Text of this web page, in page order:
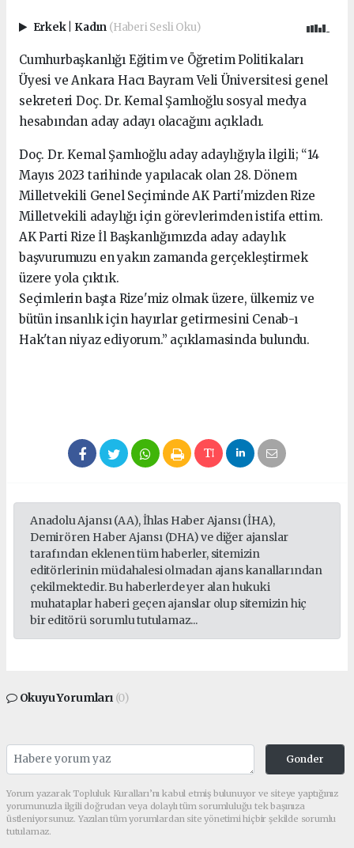
Erkek Kadın (Haberi Sesli Oku)
Cumhurbaşkanlığı Eğitim ve Öğretim Politikaları
Üyesi ve Ankara Hacı Bayram Veli Üniversitesi genel
sekreteri Doç. Dr. Kemal Şamlıoğlu sosyal medya
hesabından aday adayı olacağını açıkladı.
Doç. Dr. Kemal Şamlıoğlu aday adaylığıyla ilgili; “14
Mayıs 2023 tarihinde yapılacak olan 28. Dönem
Milletvekili Genel Seçiminde AK Parti'mizden Rize
Milletvekili adaylığı için görevlerimden istifa ettim.
AK Parti Rize İl Başkanlığımızda aday adaylık
başvurumuzu en yakın zamanda gerçekleştirmek
üzere yola çıktık.
Seçimlerin başta Rize'miz olmak üzere, ülkemiz ve
bütün insanlık için hayırlar getirmesini Cenab-ı
Hak'tan niyaz ediyorum.” açıklamasinda bulundu.
Anadolu Ajansı (AA), İhlas Haber Ajansı (İHA),
Demirören Haber Ajansı (DHA) ve diğer ajanslar
tarafından eklenen tüm haberler, sitemizin
editörlerinin müdahalesi olmadan ajans kanallarından
çekilmektedir. Bu haberlerde yer alan hukuki
muhataplar haberi geçen ajanslar olup sitemizin hiç
bir editörü sorumlu tutulamaz...
Okuyu Yorumları (0)
Gonder
Yorum yazarak Topluluk Kuralları’nı kabul etmiş bulunuyor ve siteye yaptığınız
yorumunuzla ilgili doğrudan veya dolaylı tüm sorumluluğu tek başınıza
üstleniyorsunuz. Yazılan tüm yorumlardan site yönetimi hiçbir şekilde sorumlu
tutulamaz.